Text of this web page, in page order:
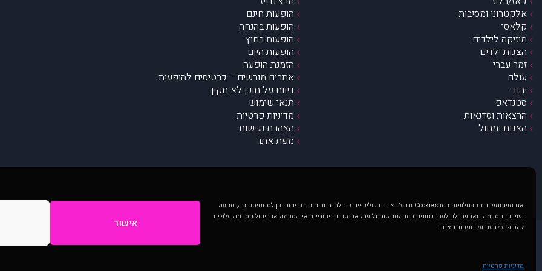
אנו משתמשים בטכנולוגיות כמו Cookies גם ע"י צדדים שלישיים כדי לתת חוויה טובה יותר וכן לסטטיסטיקה, תפעול
ושיווק. הסכמה תאפשר לנו לעבד נתונים כמו התנהגות גלישה או מזהים ייחודיים. אי־הסכמה או ביטול הסכמה עלולים
להשפיע לרעה על תפקוד האתר.
אישור
מדיניות פרטיות
אלקטרוני ומסיבות
קלאסי
מוזיקה לילדים
הצגות ילדים
זמר עברי
עולם
יהודי
סטנדאפ
הרצאות וסדנאות
הצגות ומחול
הופעות חינם
הופעות בהנחה
הופעות בחוץ
הופעות היום
הזמנת הופעה
אתרים מורשים – כרטיסים להופעות
דיווח על תוכן לא תקין
תנאי שימוש
מדיניות פרטיות
הצהרת נגישות
מפת אתר